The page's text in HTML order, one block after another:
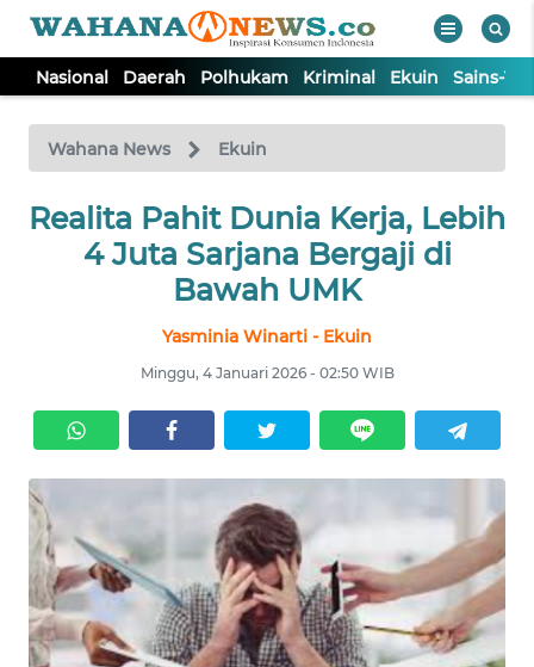
Nasional Daerah Polhukam Kriminal Ekuin Sains-
Wahana News Ekuin
Realita Pahit Dunia Kerja, Lebih
4 Juta Sarjana Bergaji di
Bawah UMK
Yasminia Winarti - Ekuin
Minggu, 4 Januari 2026 - 02:50 WIB
TV
Tutup
NASIONAL
KRIMINAL
EKUIN
SAINS-TEKNO
KESEHATAN